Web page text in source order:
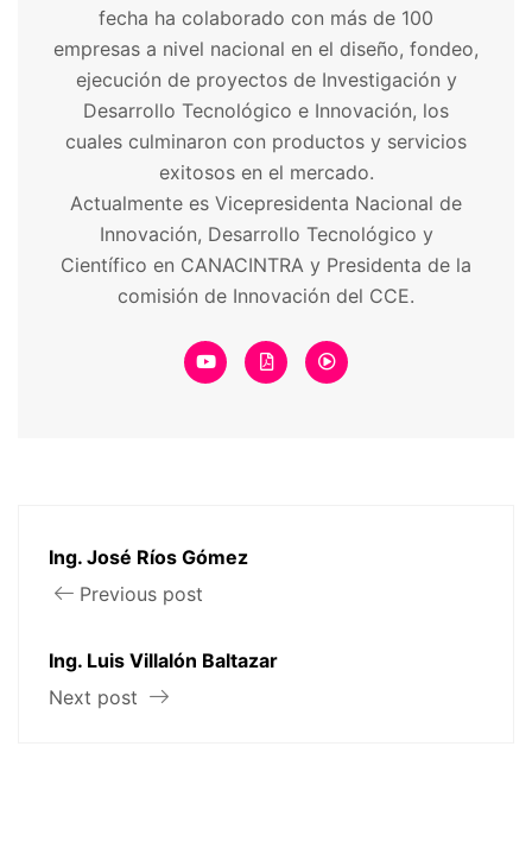
fecha ha colaborado con más de 100
empresas a nivel nacional en el diseño, fondeo,
ejecución de proyectos de Investigación y
Desarrollo Tecnológico e Innovación, los
cuales culminaron con productos y servicios
exitosos en el mercado.
Actualmente es Vicepresidenta Nacional de
Innovación, Desarrollo Tecnológico y
Científico en CANACINTRA y Presidenta de la
comisión de Innovación del CCE.
Ing. José Ríos Gómez
Previous post
Ing. Luis Villalón Baltazar
Next post